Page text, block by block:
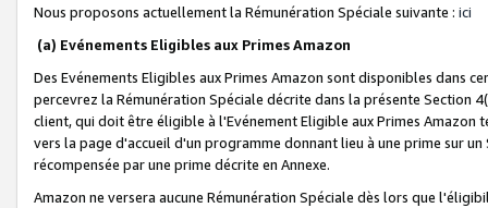
Nous proposons actuellement la Rémunération Spéciale suivante : ici
(a) Evénements Eligibles aux Primes Amazon
Des Evénements Eligibles aux Primes Amazon sont disponibles dans
percevrez la Rémunération Spéciale décrite dans la présente Section
client, qui doit être éligible à l'Evénement Eligible aux Primes Amazon
vers la page d'accueil d'un programme donnant lieu à une prime sur
récompensée par une prime décrite en Annexe.
Amazon ne versera aucune Rémunération Spéciale dès lors que